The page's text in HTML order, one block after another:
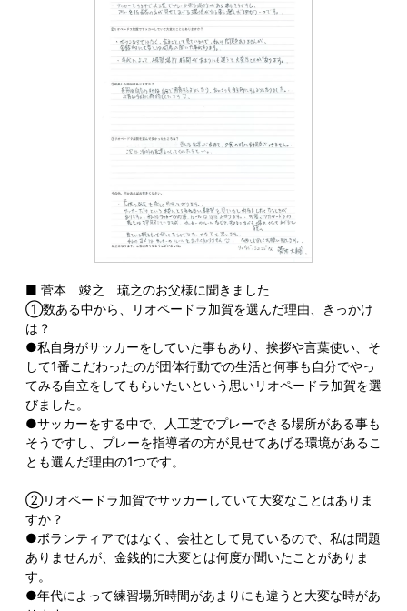
■ 菅本 竣之 琉之のお父様に聞きました
①数ある中から、リオペードラ加賀を選んだ理由、きっかけ
は？
●私自身がサッカーをしていた事もあり、挨拶や言葉使い、そ
して1番こだわったのが団体行動での生活と何事も自分でやっ
てみる自立をしてもらいたいという思いリオペードラ加賀を選
びました。
●サッカーをする中で、人工芝でプレーできる場所がある事も
そうですし、プレーを指導者の方が見せてあげる環境があるこ
とも選んだ理由の1つです。
②リオペードラ加賀でサッカーしていて大変なことはありま
すか？
●ボランティアではなく、会社として見ているので、私は問題
ありませんが、金銭的に大変とは何度か聞いたことがありま
す。
●年代によって練習場所時間があまりにも違うと大変な時があ